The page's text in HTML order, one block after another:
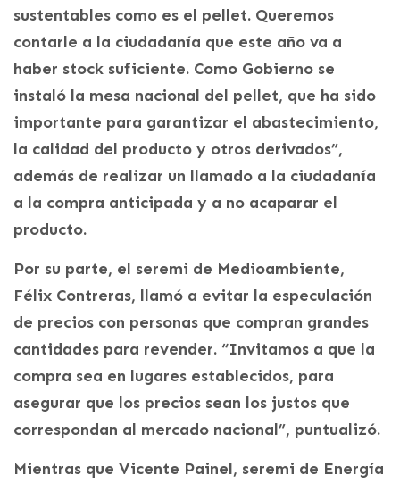
sustentables como es el pellet. Queremos
contarle a la ciudadanía que este año va a
haber stock suficiente. Como Gobierno se
instaló la mesa nacional del pellet, que ha sido
importante para garantizar el abastecimiento,
la calidad del producto y otros derivados”,
además de realizar un llamado a la ciudadanía
a la compra anticipada y a no acaparar el
producto.
Por su parte, el seremi de Medioambiente,
Félix Contreras, llamó a evitar la especulación
de precios con personas que compran grandes
cantidades para revender. “Invitamos a que la
compra sea en lugares establecidos, para
asegurar que los precios sean los justos que
correspondan al mercado nacional”, puntualizó.
Mientras que Vicente Painel, seremi de Energía